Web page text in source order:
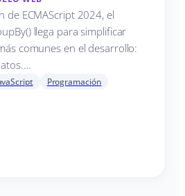
de ECMAScript 2024, el
llega para simplificar
comunes en el desarrollo:
Programación